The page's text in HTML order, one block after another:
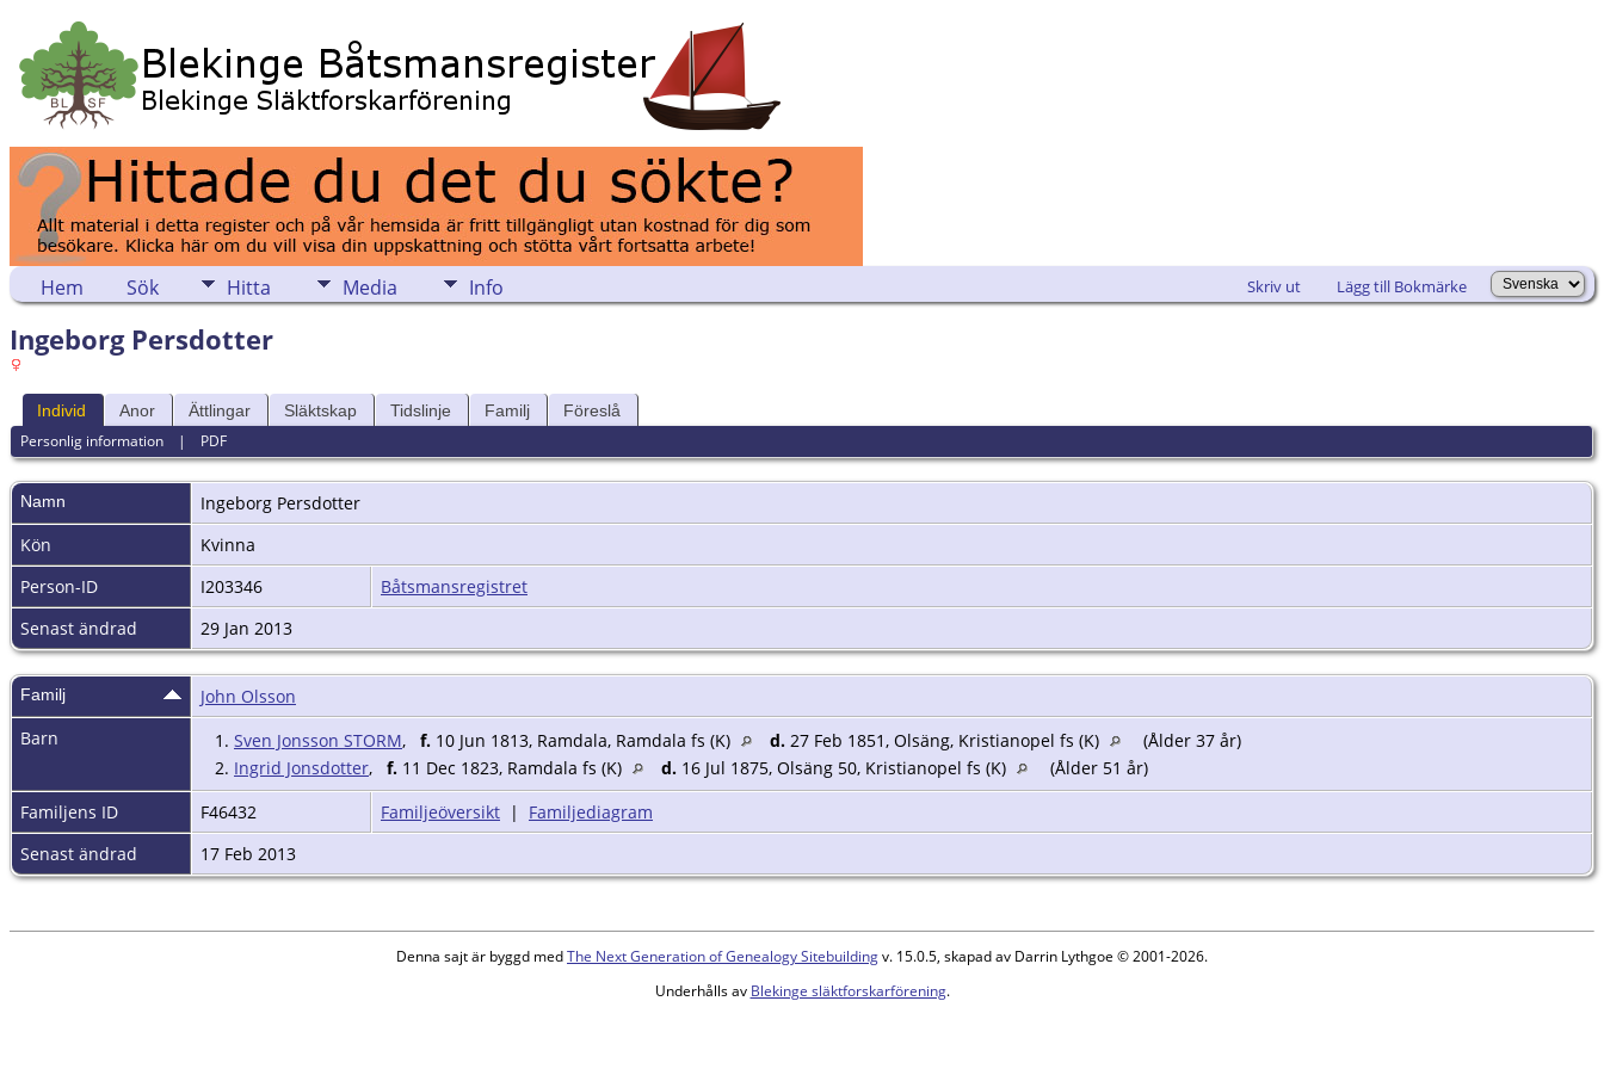
Hem Sök Hitta Media Info Skriv ut Lägg till Bokmärke
Ingeborg Persdotter
Individ Anor Ättlingar Släktskap Tidslinje Familj Föreslå
Personlig information | PDF
Namn Ingeborg Persdotter
Kön
Kvinna
Person-ID
I203346
Båtsmansregistret
Senast ändrad
29 Jan 2013
Familj
John Olsson
Barn
1. Sven Jonsson STORM, f. 10 Jun 1813, Ramdala, Ramdala fs (K) d. 27 Feb 1851, Olsäng, Kristianopel fs (K)
(Ålder 37 år)
2. Ingrid Jonsdotter, f. 11 Dec 1823, Ramdala fs (K) d. 16 Jul 1875, Olsäng 50, Kristianopel fs (K)
(Ålder 51 år)
Familjens ID
F46432 Familjeöversikt | Familjediagram
Senast ändrad
17 Feb 2013
Denna sajt är byggd medThe Next Generation of Genealogy Sitebuildingv. 15.0.5, skapad av Darrin Lythgoe © 2001-2026.
Underhålls av Blekinge släktforskarförening.